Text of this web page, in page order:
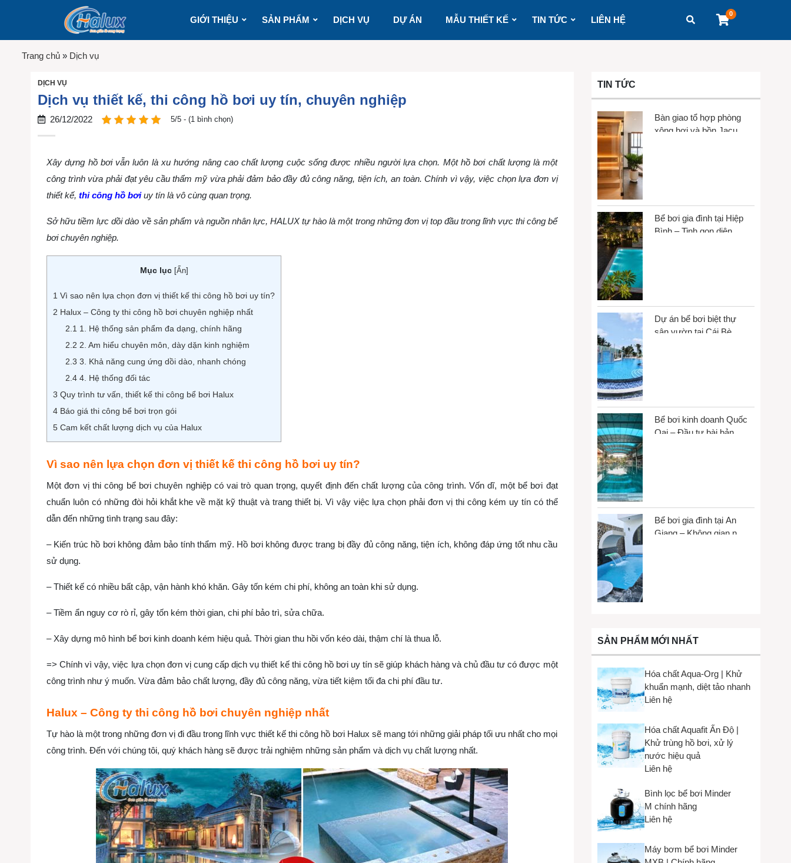
GIỚI THIỆU SẢN PHẨM DỊCH VỤ DỰ ÁN MẪU THIẾT KẾ TIN TỨC LIÊN HỆ
0
Trang chủ » Dịch vụ
DỊCH VỤ
Dịch vụ thiết kế, thi công hồ bơi uy tín, chuyên nghiệp
26/12/2022 5/5 - (1 bình chọn)
Xây dựng hồ bơi vẫn luôn là xu hướng nâng cao chất lượng cuộc sống được nhiều người lựa chọn. Một hồ bơi chất lượng là một
công trình vừa phải đạt yêu cầu thẩm mỹ vừa phải đảm bảo đầy đủ công năng, tiện ích, an toàn. Chính vì vậy, việc chọn lựa đơn vị
thiết kế, thi công hồ bơiuy tín là vô cùng quan trọng.
Sở hữu tiềm lực dồi dào về sản phẩm và nguồn nhân lực, HALUX tự hào là một trong những đơn vị top đầu trong lĩnh vực thi công bể
bơi chuyên nghiệp.
Mục lục [Ẩn]
1 Vì sao nên lựa chọn đơn vị thiết kế thi công hồ bơi uy tín?
2 Halux – Công ty thi công hồ bơi chuyên nghiệp nhất
2.1 1. Hệ thống sản phẩm đa dạng, chính hãng
2.2 2. Am hiểu chuyên môn, dày dặn kinh nghiệm
2.3 3. Khả năng cung ứng dồi dào, nhanh chóng
2.4 4. Hệ thống đối tác
3 Quy trình tư vấn, thiết kế thi công bể bơi Halux
4 Báo giá thi công bể bơi trọn gói
5 Cam kết chất lượng dịch vụ của Halux
Vì sao nên lựa chọn đơn vị thiết kế thi công hồ bơi uy tín?
Một đơn vị thi công bể bơi chuyên nghiệp có vai trò quan trọng, quyết định đến chất lượng của công trình. Vốn dĩ, một bể bơi đạt
chuẩn luôn có những đòi hỏi khắt khe về mặt kỹ thuật và trang thiết bị. Vì vậy việc lựa chọn phải đơn vị thi công kém uy tín có thể
dẫn đến những tình trạng sau đây:
– Kiến trúc hồ bơi không đảm bảo tính thẩm mỹ. Hồ bơi không được trang bị đầy đủ công năng, tiện ích, không đáp ứng tốt nhu cầu
sử dụng.
– Thiết kế có nhiều bất cập, vận hành khó khăn. Gây tốn kém chi phí, không an toàn khi sử dụng.
– Tiềm ẩn nguy cơ rò rỉ, gây tốn kém thời gian, chi phí bảo trì, sửa chữa.
– Xây dựng mô hình bể bơi kinh doanh kém hiệu quả. Thời gian thu hồi vốn kéo dài, thậm chí là thua lỗ.
=> Chính vì vậy, việc lựa chọn đơn vị cung cấp dịch vụ thiết kế thi công hồ bơi uy tín sẽ giúp khách hàng và chủ đầu tư có được một
công trình như ý muốn. Vừa đảm bảo chất lượng, đầy đủ công năng, vừa tiết kiệm tối đa chi phí đầu tư.
Halux – Công ty thi công hồ bơi chuyên nghiệp nhất
Tự hào là một trong những đơn vị đi đầu trong lĩnh vực thiết kế thi công hồ bơi Halux sẽ mang tới những giải pháp tối ưu nhất cho mọi
công trình. Đến với chúng tôi, quý khách hàng sẽ được trải nghiệm những sản phẩm và dịch vụ chất lượng nhất.
TIN TỨC
Bàn giao tổ hợp phòng
xông hơi và bồn Jacuzzi
Bể bơi gia đình tại Hiệp
Bình – Tinh gọn diện
Dự án bể bơi biệt thự
sân vườn tại Cái Bè,
Bể bơi kinh doanh Quốc
Oai – Đầu tư bài bản,
Bể bơi gia đình tại An
Giang – Không gian nhỏ,
SẢN PHẨM MỚI NHẤT
Hóa chất Aqua-Org | Khử
khuẩn mạnh, diệt tảo nhanh
Liên hệ
Hóa chất Aquafit Ấn Độ |
Khử trùng hồ bơi, xử lý
nước hiệu quả
Liên hệ
Bình lọc bể bơi Minder
M chính hãng
Liên hệ
Máy bơm bể bơi Minder